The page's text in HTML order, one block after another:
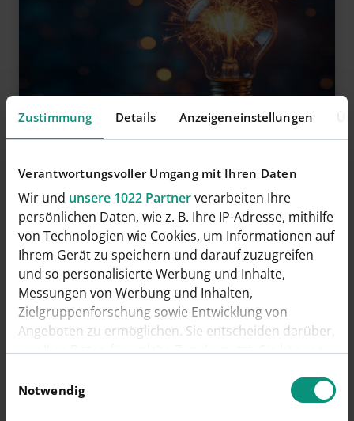
Zustimmung Details Anzeigeneinstellungen
Verantwortungsvoller Umgang mit Ihren Daten
Wir und unsere 1022 Partnerverarbeiten Ihre
persönlichen Daten, wie z. B. Ihre IP-Adresse, mithilfe
von Technologien wie Cookies, um Informationen auf
Ihrem Gerät zu speichern und darauf zuzugreifen
und so personalisierte Werbung und Inhalte,
Messungen von Werbung und Inhalten,
Zielgruppenforschung sowie Entwicklung von
Angeboten zu ermöglichen. Sie entscheiden darüber,
wer Ihre Daten für welche Zwecke nutzt. Sie können
oder durch Klicken auf das Privacy Trigger Symbol
Notwendig
Moin Moin 2025 – Die
Stadtwerke Norderstedt
wünschen ein frohes neues
Jahr!
2025 wird für uns weiterhin ganz im Zeichen
der kommunalen Wärmeplanung stehen –
sei es der Ausbau…